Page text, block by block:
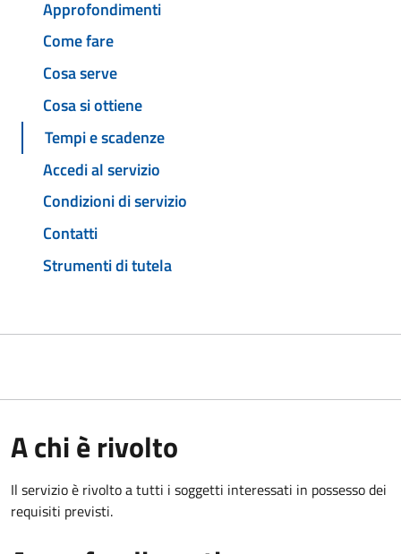
Approfondimenti
Come fare
Cosa serve
Cosa si ottiene
Tempi e scadenze
Accedi al servizio
Condizioni di servizio
Contatti
Strumenti di tutela
A chi è rivolto
Il servizio è rivolto a tutti i soggetti interessati in possesso dei
requisiti previsti.